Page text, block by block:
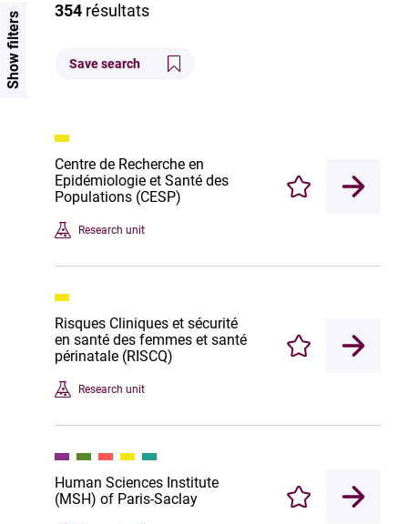
354 résultats
Save search
Centre de Recherche en
Epidémiologie et Santé des
Populations (CESP)
Research unit
Enregistrer
Risques Cliniques et sécurité
en santé des femmes et santé
périnatale (RISCQ)
Research unit
Enregistrer
Human Sciences Institute
(MSH) of Paris-Saclay
Enregistrer
Show filters